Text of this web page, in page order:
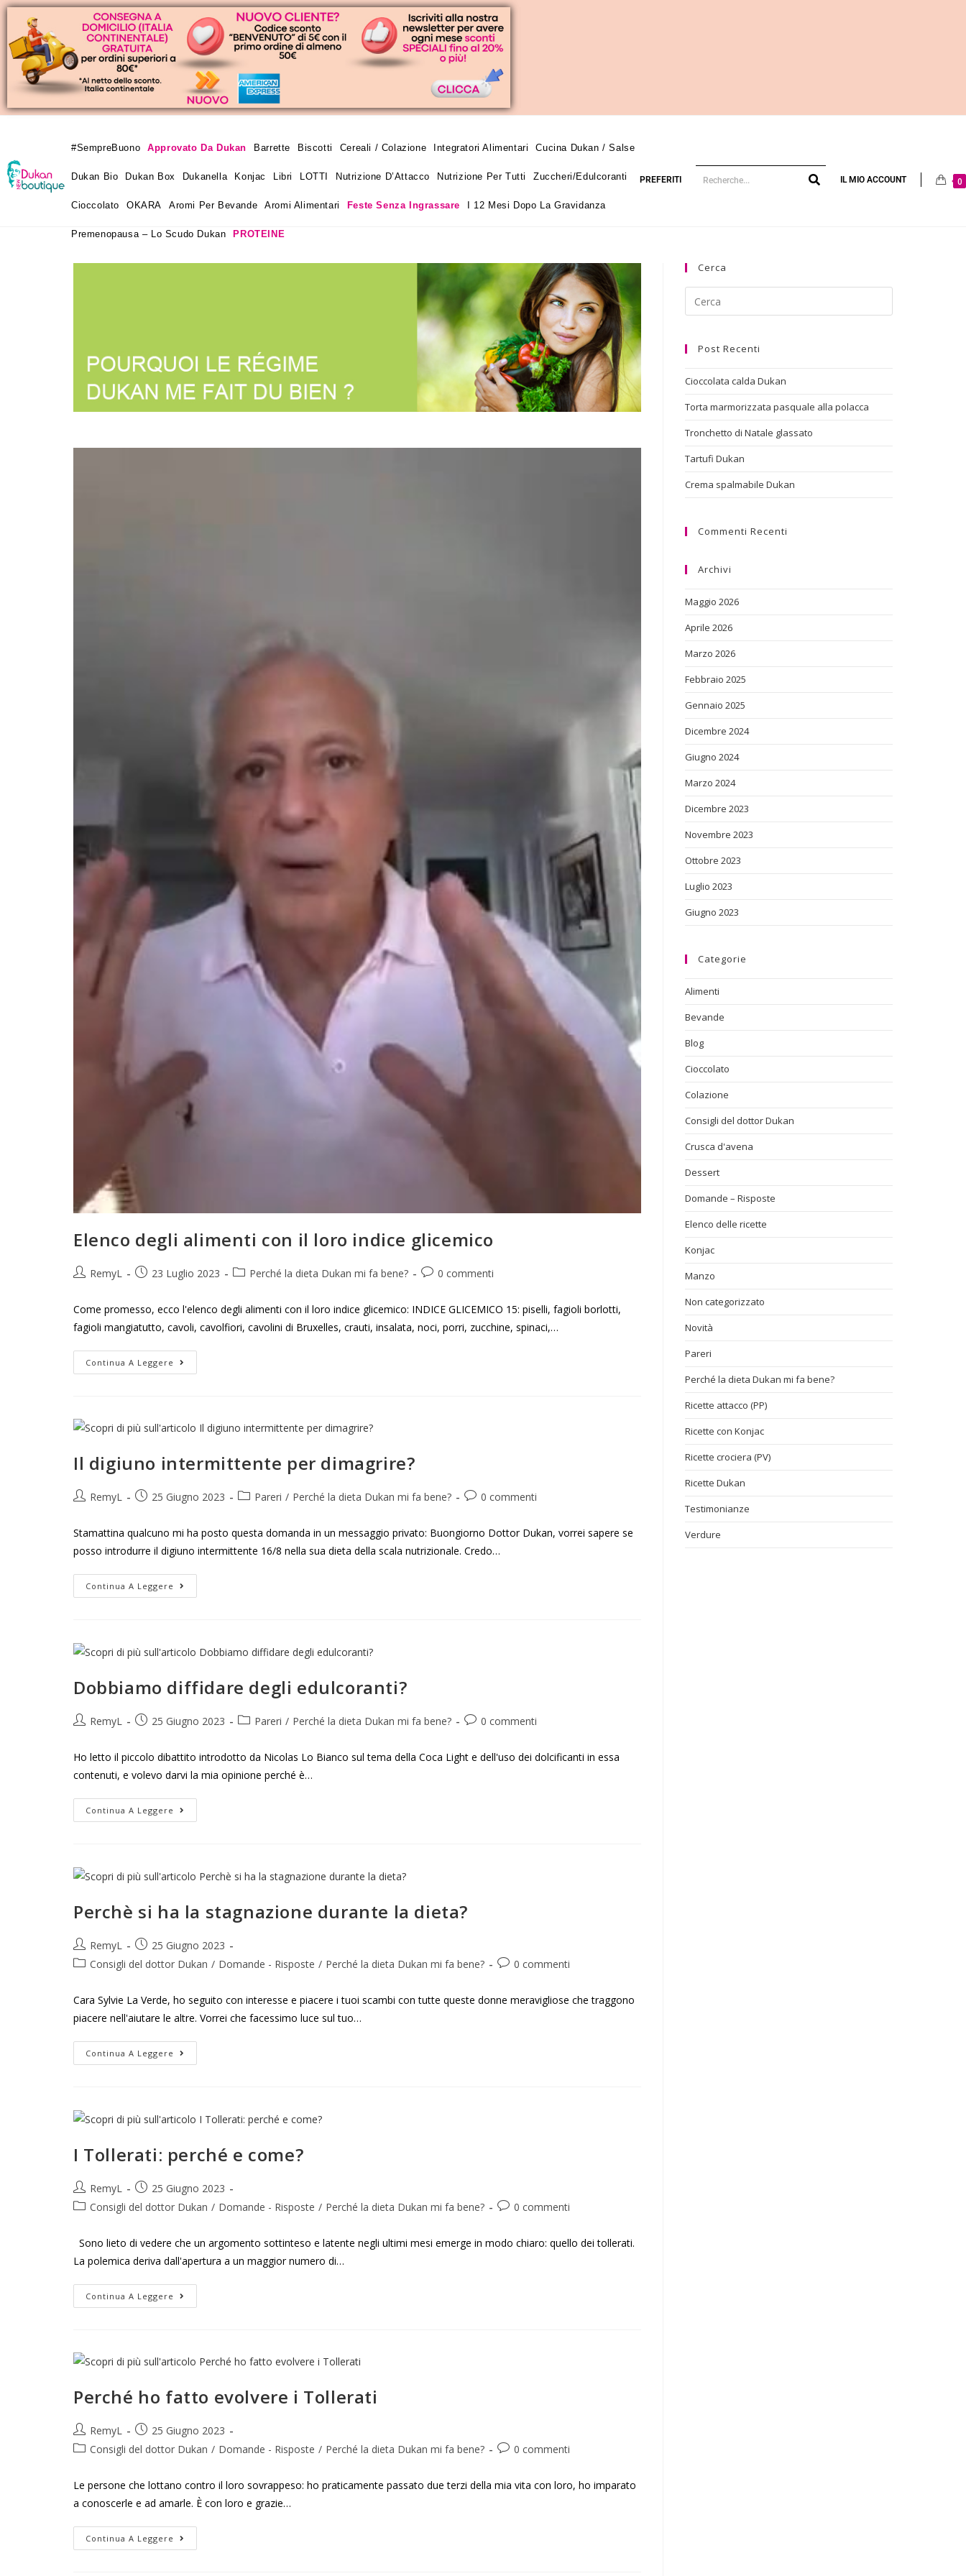
PREFERITI IL MIO ACCOUNT 0
#SempreBuono Approvato Da Dukan Barrette Biscotti Cereali / Colazione Integratori Alimentari Cucina Dukan / Salse
Dukan Bio Dukan Box Dukanella Konjac Libri LOTTI Nutrizione D’Attacco Nutrizione Per Tutti Zuccheri/edulcoranti
Cioccolato OKARA Aromi Per Bevande Aromi Alimentari Feste Senza Ingrassare I 12 Mesi Dopo La Gravidanza
Premenopausa – Lo Scudo Dukan PROTEINE
Elenco degli alimenti con il loro indice glicemico
RemyL 23 Luglio 2023 Perché la dieta Dukan mi fa bene? 0 commenti
Come promesso, ecco l'elenco degli alimenti con il loro indice glicemico: INDICE GLICEMICO 15: piselli, fagioli borlotti,
fagioli mangiatutto, cavoli, cavolfiori, cavolini di Bruxelles, crauti, insalata, noci, porri, zucchine, spinaci,…
Continua A Leggere
Il digiuno intermittente per dimagrire?
RemyL 25 Giugno 2023 Pareri / Perché la dieta Dukan mi fa bene? 0 commenti
Stamattina qualcuno mi ha posto questa domanda in un messaggio privato: Buongiorno Dottor Dukan, vorrei sapere se
posso introdurre il digiuno intermittente 16/8 nella sua dieta della scala nutrizionale. Credo…
Continua A Leggere
Dobbiamo diffidare degli edulcoranti?
RemyL 25 Giugno 2023 Pareri / Perché la dieta Dukan mi fa bene? 0 commenti
Ho letto il piccolo dibattito introdotto da Nicolas Lo Bianco sul tema della Coca Light e dell'uso dei dolcificanti in essa
contenuti, e volevo darvi la mia opinione perché è…
Continua A Leggere
Perchè si ha la stagnazione durante la dieta?
RemyL
25 Giugno 2023
Consigli del dottor Dukan / Domande - Risposte / Perché la dieta Dukan mi fa bene? 0 commenti
Cara Sylvie La Verde, ho seguito con interesse e piacere i tuoi scambi con tutte queste donne meravigliose che traggono
piacere nell'aiutare le altre. Vorrei che facessimo luce sul tuo…
Continua A Leggere
I Tollerati: perché e come?
RemyL
25 Giugno 2023
Consigli del dottor Dukan / Domande - Risposte / Perché la dieta Dukan mi fa bene? 0 commenti
Sono lieto di vedere che un argomento sottinteso e latente negli ultimi mesi emerge in modo chiaro: quello dei tollerati.
La polemica deriva dall'apertura a un maggior numero di…
Continua A Leggere
Perché ho fatto evolvere i Tollerati
RemyL
25 Giugno 2023
Consigli del dottor Dukan / Domande - Risposte / Perché la dieta Dukan mi fa bene? 0 commenti
Le persone che lottano contro il loro sovrappeso: ho praticamente passato due terzi della mia vita con loro, ho imparato
a conoscerle e ad amarle. È con loro e grazie…
Continua A Leggere
Cerca
Post Recenti
Cioccolata calda Dukan
Torta marmorizzata pasquale alla polacca
Tronchetto di Natale glassato
Tartufi Dukan
Crema spalmabile Dukan
Commenti Recenti
Archivi
Maggio 2026
Aprile 2026
Marzo 2026
Febbraio 2025
Gennaio 2025
Dicembre 2024
Giugno 2024
Marzo 2024
Dicembre 2023
Novembre 2023
Ottobre 2023
Luglio 2023
Giugno 2023
Categorie
Alimenti
Bevande
Blog
Cioccolato
Colazione
Consigli del dottor Dukan
Crusca d'avena
Dessert
Domande – Risposte
Elenco delle ricette
Konjac
Manzo
Non categorizzato
Novità
Pareri
Perché la dieta Dukan mi fa bene?
Ricette attacco (PP)
Ricette con Konjac
Ricette crociera (PV)
Ricette Dukan
Testimonianze
Verdure